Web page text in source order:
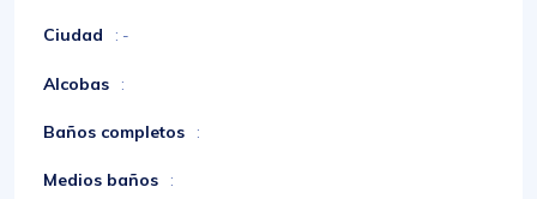
Ciudad : -
Alcobas :
Baños completos :
Medios baños :